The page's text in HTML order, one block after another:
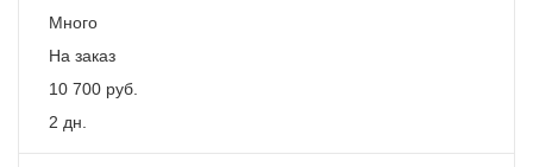
Много
На заказ
10 700 руб.
2 дн.